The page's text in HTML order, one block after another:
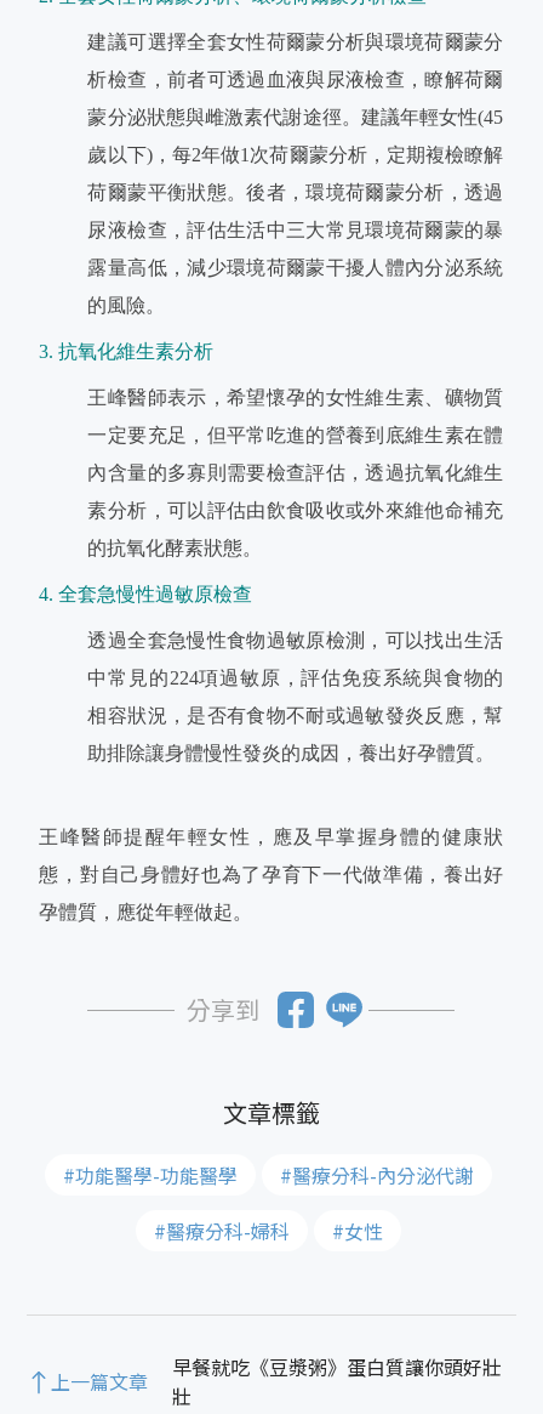
建議可選擇全套女性荷爾蒙分析與環境荷爾蒙分
析檢查，前者可透過血液與尿液檢查，瞭解荷爾
蒙分泌狀態與雌激素代謝途徑。建議年輕女性(45
歲以下)，每2年做1次荷爾蒙分析，定期複檢瞭解
荷爾蒙平衡狀態。後者，環境荷爾蒙分析，透過
尿液檢查，評估生活中三大常見環境荷爾蒙的暴
露量高低，減少環境荷爾蒙干擾人體內分泌系統
的風險。
3. 抗氧化維生素分析
王峰醫師表示，希望懷孕的女性維生素、礦物質
一定要充足，但平常吃進的營養到底維生素在體
內含量的多寡則需要檢查評估，透過抗氧化維生
素分析，可以評估由飲食吸收或外來維他命補充
的抗氧化酵素狀態。
4. 全套急慢性過敏原檢查
透過全套急慢性食物過敏原檢測，可以找出生活
中常見的224項過敏原，評估免疫系統與食物的
相容狀況，是否有食物不耐或過敏發炎反應，幫
助排除讓身體慢性發炎的成因，養出好孕體質。
王峰醫師提醒年輕女性，應及早掌握身體的健康狀
態，對自己身體好也為了孕育下一代做準備，養出好
孕體質，應從年輕做起。
分享到
#功能醫學-功能醫學
#醫療分科-內分泌代謝
#醫療分科-婦科
#女性
上一篇文章
早餐就吃《豆漿粥》蛋白質讓你頭好壯
壯